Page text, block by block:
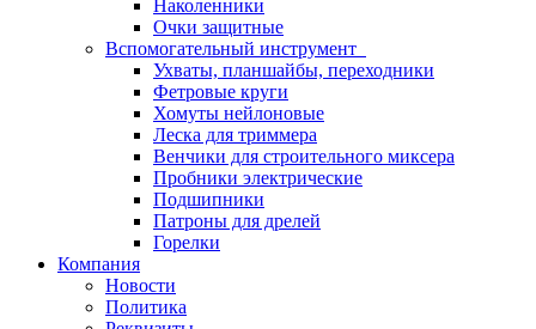
Наколенники
Очки защитные
Вспомогательный инструмент
Ухваты, планшайбы, переходники
Фетровые круги
Хомуты нейлоновые
Леска для триммера
Венчики для строительного миксера
Пробники электрические
Подшипники
Патроны для дрелей
Горелки
Компания
Новости
Политика